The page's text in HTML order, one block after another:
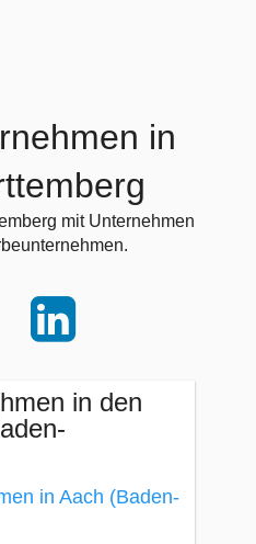
in
mit Unternehmen
in den
in Aach (Baden-